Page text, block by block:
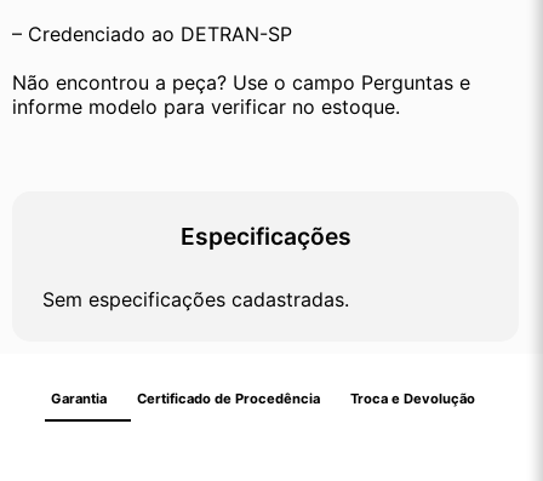
– Credenciado ao DETRAN-SP
Não encontrou a peça? Use o campo Perguntas e
informe modelo para verificar no estoque.
Especificações
Sem especificações cadastradas.
Garantia Certificado de Procedência Troca e Devolução